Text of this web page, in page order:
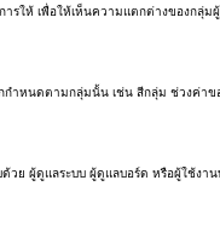
รให้ เพื่อให้เห็นความแตกต่างของกลุ่ม
ำหนดตามกลุ่มนั้น เช่น สีกลุ่ม ช่วงค่า
ย ผู้ดูแลระบบ ผู้ดูแลบอร์ด หรือผู้ใช้งาน